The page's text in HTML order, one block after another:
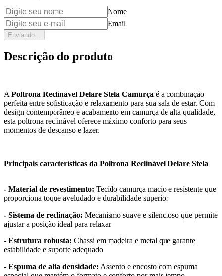
Nome
Email
Enviando...
Descrição do produto
A Poltrona Reclinável Delare Stela Camurça é a combinação
perfeita entre sofisticação e relaxamento para sua sala de estar. Com
design contemporâneo e acabamento em camurça de alta qualidade,
esta poltrona reclinável oferece máximo conforto para seus
momentos de descanso e lazer.
Principais características da Poltrona Reclinável Delare Stela
- Material de revestimento: Tecido camurça macio e resistente que
proporciona toque aveludado e durabilidade superior
- Sistema de reclinação: Mecanismo suave e silencioso que permite
ajustar a posição ideal para relaxar
- Estrutura robusta: Chassi em madeira e metal que garante
estabilidade e suporte adequado
- Espuma de alta densidade: Assento e encosto com espuma